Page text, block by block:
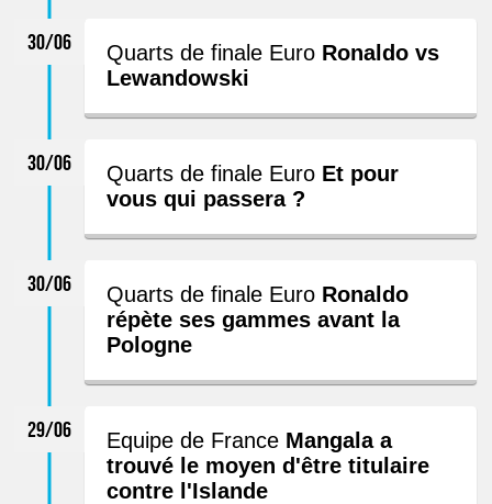
30/06 Quarts de finale Euro Ronaldo vs
Lewandowski
30/06 Quarts de finale Euro Et pour
vous qui passera ?
30/06 Quarts de finale Euro Ronaldo
répète ses gammes avant la
Pologne
29/06 Equipe de France Mangala a
trouvé le moyen d'être titulaire
contre l'Islande